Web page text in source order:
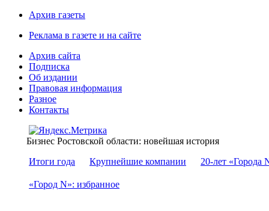
Архив газеты
Реклама в газете и на сайте
Архив сайта
Подписка
Об издании
Правовая информация
Разное
Контакты
Бизнес Ростовской области: новейшая история
Итоги года
Крупнейшие компании 20-лет «Города
«Город N»: избранное